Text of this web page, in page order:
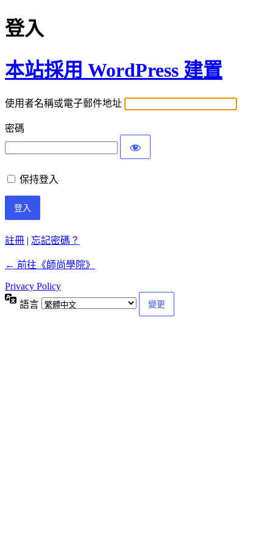
登入
本站採用 WordPress 建置
使用者名稱或電子郵件地址
密碼
保持登入
註冊 | 忘記密碼？
← 前往《師尚學院》
Privacy Policy
語言